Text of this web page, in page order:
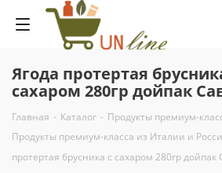
Ягода протертая
сахаром 280гр дойпак
Главная - Каталог - Продукты премиум-
Продукты премиум-класса из Италии и
протертая брусника с сахаром 280гр дойпак